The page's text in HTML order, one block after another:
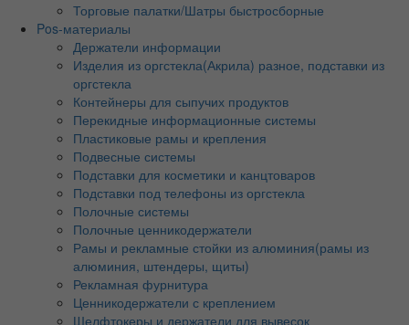
Торговые палатки/Шатры быстросборные
Pos-материалы
Держатели информации
Изделия из оргстекла(Акрила) разное, подставки из
оргстекла
Контейнеры для сыпучих продуктов
Перекидные информационные системы
Пластиковые рамы и крепления
Подвесные системы
Подставки для косметики и канцтоваров
Подставки под телефоны из оргстекла
Полочные системы
Полочные ценникодержатели
Рамы и рекламные стойки из алюминия(рамы из
алюминия, штендеры, щиты)
Рекламная фурнитура
Ценникодержатели с креплением
Шелфтокеры и держатели для вывесок